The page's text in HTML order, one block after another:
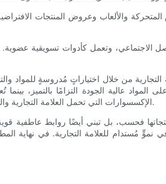
الاجتماعي، وتعمل كأدوات تسويقية
التجارية من خلال اختياراتٍ مُدروسةٍ
عالية الجودة التزامًا بالتميز،
الإكسسوارات التي تحمل العلامة التجارية والعناصر التفاعلية، انخراطًا أعمق وطابعًا شخصيًا، مما يجعل التغليف جزءًا لا يتجزأ من قصة المنتج.
فحسب، بل تبني أيضًا روابط عاطفية
مُستدام للعلامة التجارية. في نهاية